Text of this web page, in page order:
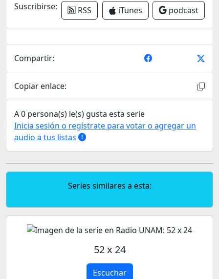
Suscribirse: RSS iTunes podcast
Compartir:
Copiar enlace:
A 0 persona(s) le(s) gusta esta serie
Inicia sesión o regístrate para votar o agregar un
audio a tus listas
Series similares a esta:
52 x 24
Escuchar